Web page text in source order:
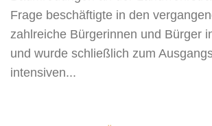
Frage beschäftigte in den
zahlreiche Bürgerinnen und Bürger
und wurde schließlich zum
intensiven...